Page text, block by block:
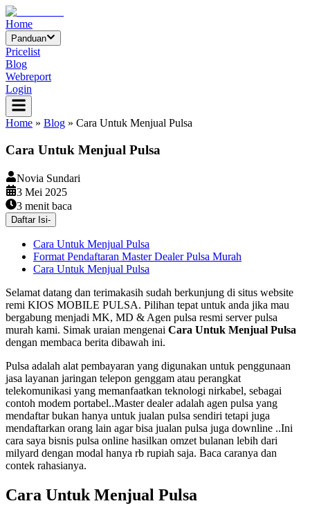
Home
Panduan
Pricelist
Blog
Webreport
Login
Home » Blog » Cara Untuk Menjual Pulsa
Cara Untuk Menjual Pulsa
Novia Sundari
3 Mei 2025
3 menit baca
Daftar Isi-
Cara Untuk Menjual Pulsa
Format Pendaftaran Master Dealer Pulsa Murah
Cara Untuk Menjual Pulsa
Selamat datang dan terimakasih sudah berkunjung di situs website
remi KIOS MOBILE PULSA. Pilihan tepat untuk anda jika mau
bergabung menjadi MK, MD & Agen pulsa resmi server pulsa
murah kami. Simak uraian mengenai Cara Untuk Menjual Pulsa
dengan membaca berita dibawah ini.
Pulsa adalah alat pembayaran yang digunakan untuk penggunaan
jasa layanan jaringan telepon genggam atau perangkat
telekomunikasi yang memanfaatkan teknologi nirkabel, sebagai
contoh modem portabel..Master dealer adalah agen pulsa yang
mendaftar bukan hanya untuk jualan pulsa sendiri tetapi juga
mendaftarkan orang lain agar bisa jualan pulsa juga downline ..Ini
cara saya bisnis pulsa online hasilkan omzet bulanan lebih dari
milyard dengan modal hanya rb rupiah saja. Baca caranya dan
contek rahasianya.
Cara Untuk Menjual Pulsa